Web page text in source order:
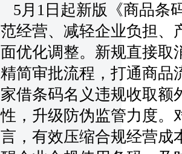
5月1日起新版《商品条
范经营、减轻企业负担、
面优化调整。新规直接取
精简审批流程，打通商品
家借条码名义违规收取额
性，升级防伪监管力度。
言，有效压缩合规经营成